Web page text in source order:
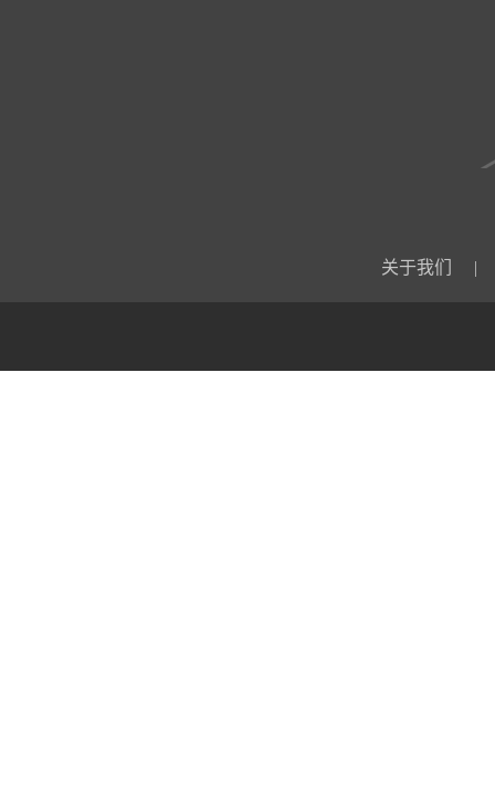
关于我们 |